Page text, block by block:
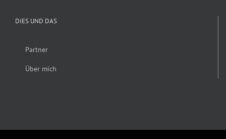
DIES UND DAS
Partner
Über mich